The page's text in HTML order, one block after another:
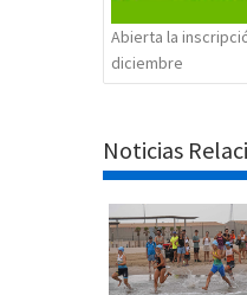
Abierta la
diciembre
Noticias